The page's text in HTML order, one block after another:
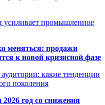
усиливает промышленное
меняться: продажи
к новой кризисной фазе
какие тенденции
поколения
год со снижения